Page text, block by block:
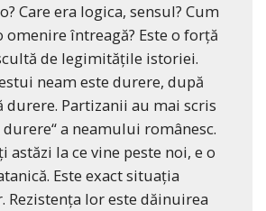
Care era logica, sensul? Cum
omenire întreagă? Este o forță
de legimitățile istoriei.
neam este durere, după
durere. Partizanii au mai scris
a neamului românesc.
astăzi la ce vine peste noi, e o
Este exact situația
Rezistența lor este dăinuirea